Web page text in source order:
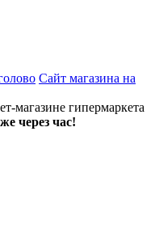
Сайт магазина на
магазине гипермаркета
через час!